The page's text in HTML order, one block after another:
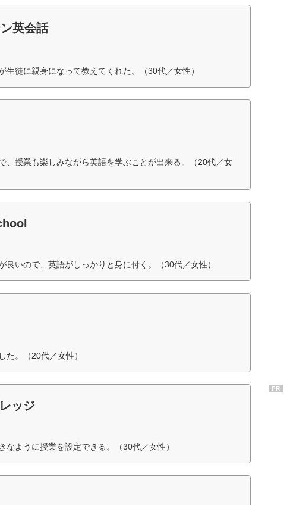
英会話
生徒に親身になって教えてくれた。（30代／女性）
、授業も楽しみながら英語を学ぶことが出来る。（20代／女
良いので、英語がしっかりと身に付く。（30代／女性）
た。（20代／女性）
ッジ
なように授業を設定できる。（30代／女性）
PR